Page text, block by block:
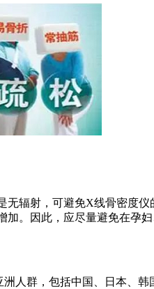
辐射，可避免X线骨密度
。因此，应尽量避免在孕
人群，包括中国、日本、韩